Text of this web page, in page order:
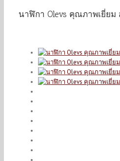
นาฬิกา Olevs คุณภาพเยี่ยม